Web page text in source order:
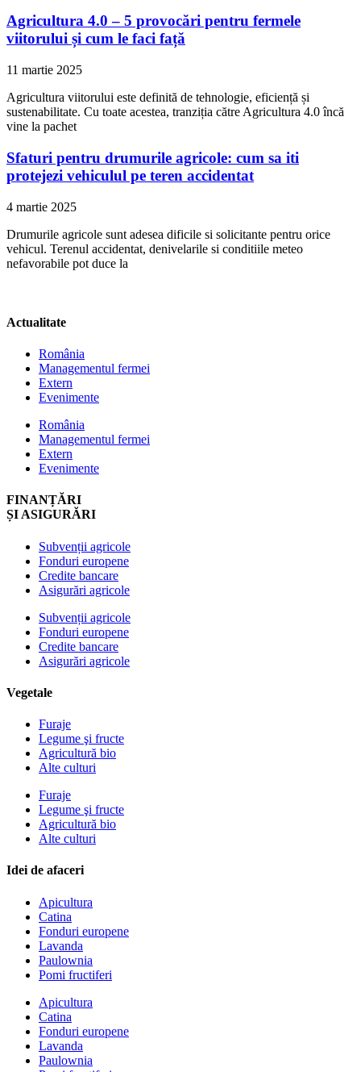
Agricultura 4.0 – 5 provocări pentru fermele
viitorului și cum le faci față
11 martie 2025
Agricultura viitorului este definită de tehnologie, eficiență și
sustenabilitate. Cu toate acestea, tranziția către Agricultura 4.0 încă
vine la pachet
Sfaturi pentru drumurile agricole: cum sa iti
protejezi vehiculul pe teren accidentat
4 martie 2025
Drumurile agricole sunt adesea dificile si solicitante pentru orice
vehicul. Terenul accidentat, denivelarile si conditiile meteo
nefavorabile pot duce la
Actualitate
România
Managementul fermei
Extern
Evenimente
România
Managementul fermei
Extern
Evenimente
FINANȚĂRI
ȘI ASIGURĂRI
Subvenții agricole
Fonduri europene
Credite bancare
Asigurări agricole
Subvenții agricole
Fonduri europene
Credite bancare
Asigurări agricole
Vegetale
Furaje
Legume şi fructe
Agricultură bio
Alte culturi
Furaje
Legume şi fructe
Agricultură bio
Alte culturi
Idei de afaceri
Apicultura
Catina
Fonduri europene
Lavanda
Paulownia
Pomi fructiferi
Apicultura
Catina
Fonduri europene
Lavanda
Paulownia